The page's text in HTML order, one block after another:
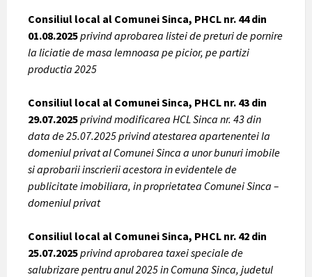
Consiliul local al Comunei Sinca, PHCL nr. 44 din
01.08.2025privind aprobarea listei de preturi de pornire
la liciatie de masa lemnoasa pe picior, pe partizi
productia 2025
Consiliul local al Comunei Sinca, PHCL nr. 43 din
29.07.2025privind modificarea HCL Sinca nr. 43 din
data de 25.07.2025 privind atestarea apartenentei la
domeniul privat al Comunei Sinca a unor bunuri imobile
si aprobarii inscrierii acestora in evidentele de
publicitate imobiliara, in proprietatea Comunei Sinca –
domeniul privat
Consiliul local al Comunei Sinca, PHCL nr. 42 din
25.07.2025privind aprobarea taxei speciale de
salubrizare pentru anul 2025 in Comuna Sinca, judetul